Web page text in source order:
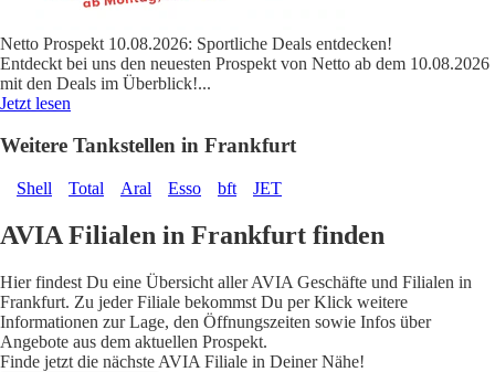
Netto Prospekt 10.08.2026: Sportliche Deals entdecken!
Entdeckt bei uns den neuesten Prospekt von Netto ab dem 10.08.2026
mit den Deals im Überblick!...
Jetzt lesen
Weitere Tankstellen in Frankfurt
Shell Total Aral Esso bft JET
AVIA Filialen in Frankfurt finden
Hier findest Du eine Übersicht aller AVIA Geschäfte und Filialen in
Frankfurt. Zu jeder Filiale bekommst Du per Klick weitere
Informationen zur Lage, den Öffnungszeiten sowie Infos über
Angebote aus dem aktuellen Prospekt.
Finde jetzt die nächste AVIA Filiale in Deiner Nähe!